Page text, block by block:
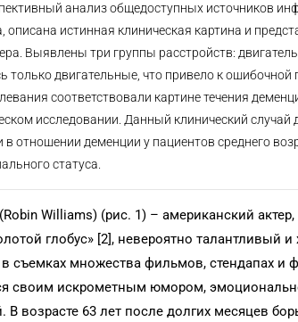
анализ общедоступных источников
описана истинная клиническая картина и
Выявлены три группы расстройств:
только двигательные, что привело к
соответствовали картине течения
исследовании. Данный клинический
в отношении деменции у пациентов среднего
статуса.
Williams) (рис. 1) – американский
глобус» [2], невероятно талантливый
съемках множества фильмов, стендапах и
своим искрометным юмором,
В возрасте 63 лет после долгих месяцев